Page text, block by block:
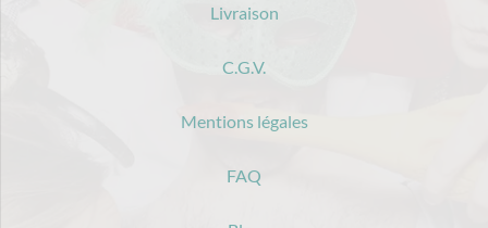
Livraison
C.G.V.
Mentions légales
FAQ